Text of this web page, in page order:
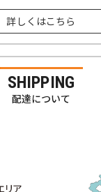
詳しくはこちら
SHIPPING
配達について